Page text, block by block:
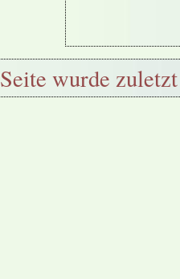
Seite wurde